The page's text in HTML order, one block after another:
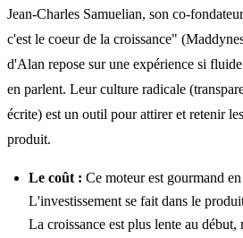
Jean-Charles Samuelian, son co-
c'est le coeur de la croissance"
d'Alan repose sur une expérience si
en parlent. Leur culture radicale
écrite) est un outil pour attirer et retenir
produit.
Le coût : Ce moteur est gourmand
L'investissement se fait dans le
La croissance est plus lente au